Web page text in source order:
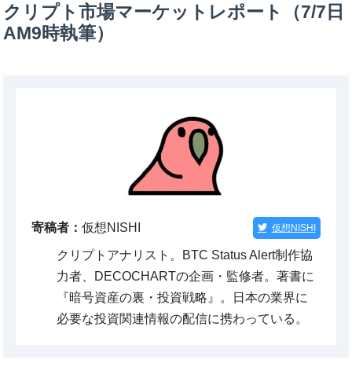
クリプト市場マーケットレポート（7/7日
AM9時執筆）
寄稿者：仮想NISHI 仮想NISHI
クリプトアナリスト。BTC Status Alert制作協
力者、DECOCHARTの企画・監修者。著書に
『暗号資産の裏・投資戦略』。日本の業界に
必要な投資関連情報の配信に携わっている。